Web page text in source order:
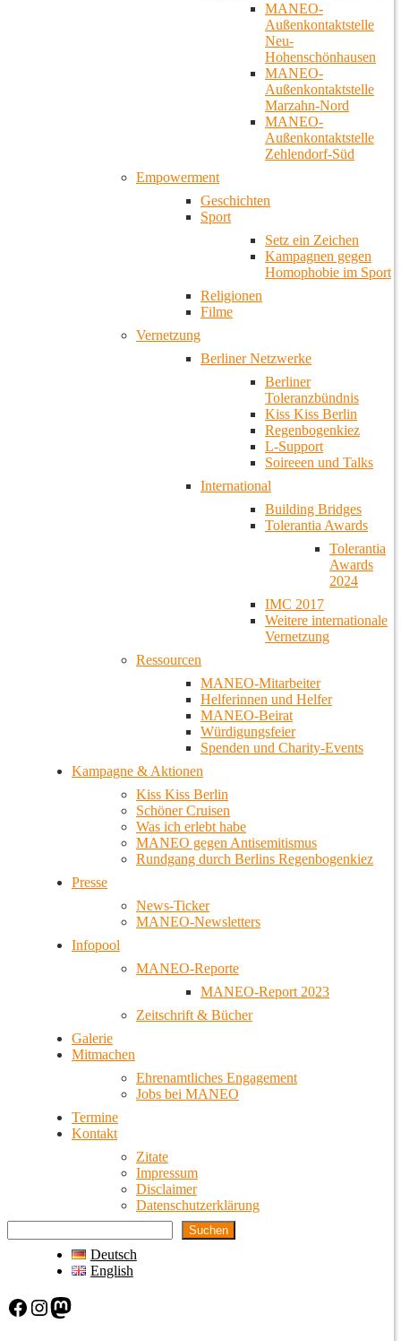
MANEO-
Außenkontaktstelle
Neu-
Hohenschönhausen
MANEO-
Außenkontaktstelle
Marzahn-Nord
MANEO-
Außenkontaktstelle
Zehlendorf-Süd
Empowerment
Geschichten
Sport
Setz ein Zeichen
Kampagnen gegen
Homophobie im Sport
Religionen
Filme
Vernetzung
Berliner Netzwerke
Berliner
Toleranzbündnis
Kiss Kiss Berlin
Regenbogenkiez
L-Support
Soireeen und Talks
International
Building Bridges
Tolerantia Awards
Tolerantia
Awards
2024
IMC 2017
Weitere internationale
Vernetzung
Ressourcen
MANEO-Mitarbeiter
Helferinnen und Helfer
MANEO-Beirat
Würdigungsfeier
Spenden und Charity-Events
Kampagne & Aktionen
Kiss Kiss Berlin
Schöner Cruisen
Was ich erlebt habe
MANEO gegen Antisemitismus
Rundgang durch Berlins Regenbogenkiez
Presse
News-Ticker
MANEO-Newsletters
Infopool
MANEO-Reporte
MANEO-Report 2023
Zeitschrift & Bücher
Galerie
Mitmachen
Ehrenamtliches Engagement
Jobs bei MANEO
Termine
Kontakt
Zitate
Impressum
Disclaimer
Datenschutzerklärung
Suchen
Deutsch
English
Facebook Instagram Mastodon